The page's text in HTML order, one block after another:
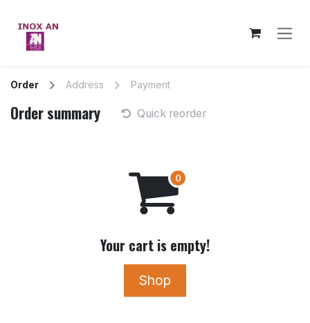
Order Address Payment
Order summary Quick reorder
Your cart is empty!
Shop